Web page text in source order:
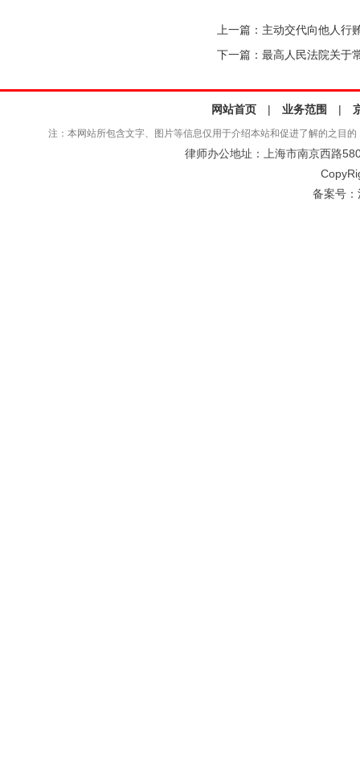
上一篇： 主动交代向他人行
下一篇： 最高人民法院关于
网站首页 | 业务范围 |
注：本网站所包含文字、图片等信息仅用于介绍本站和促进了解的之目
律师办公地址：上海市南京西路
备案号：